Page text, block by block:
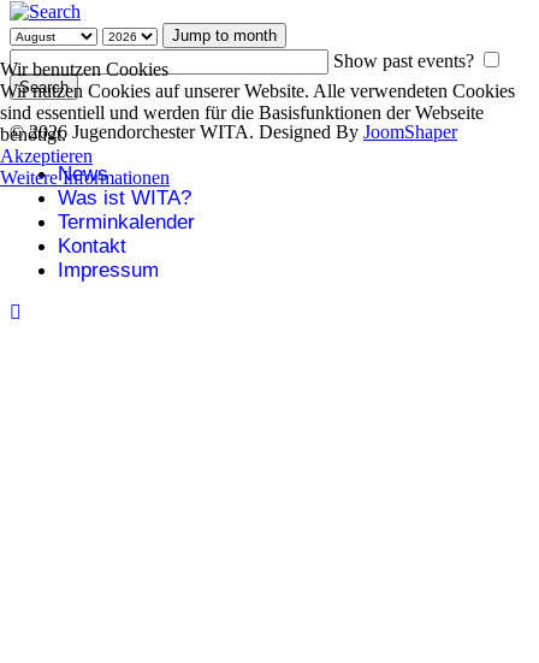
Jump to month
Show past events?
© 2026 Jugendorchester WITA. Designed By JoomShaper
News
Was ist WITA?
Terminkalender
Kontakt
Impressum
Wir benutzen Cookies
Wir nutzen Cookies auf unserer Website. Alle verwendeten Cookies
sind essentiell und werden für die Basisfunktionen der Webseite
benötigt.
Akzeptieren
Weitere Informationen